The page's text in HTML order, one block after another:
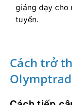
giảng dạy cho
tuyến.
Cách trở